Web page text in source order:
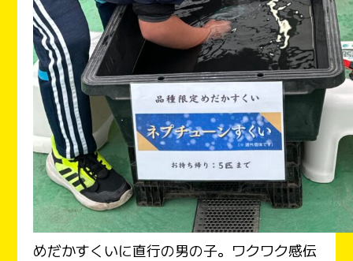
めだかすくいに直行の男の子。ワクワク感伝